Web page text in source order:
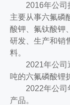
2016年公司
主要从事六氟磷
酸钾、氟钛酸钾
研发、生产和销
料。
2021年公司
吨的六氟磷酸锂
2022年公司
产品。